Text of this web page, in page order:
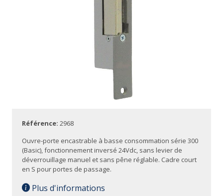
Référence: 2968
Ouvre-porte encastrable à basse consommation série 300
(Basic), fonctionnement inversé 24Vdc, sans levier de
déverrouillage manuel et sans pêne réglable. Cadre court
en S pour portes de passage.
Plus d'informations